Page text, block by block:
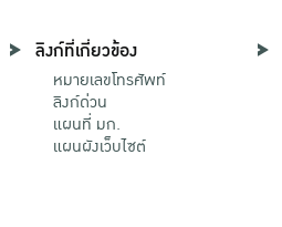
ลิงก์ที่เกี่ยวข้อง
หมายเลขโทรศัพท์
ลิงก์ด่วน
แผนที่ มก.
แผนผังเว็บไซต์